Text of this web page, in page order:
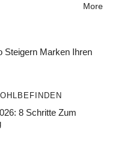
More
Steigern Marken Ihren
8 Schritte Zum